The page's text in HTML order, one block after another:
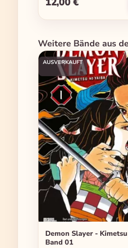
Produktgalerie
Weitere Bände aus
AUSVERKAUFT
Demon Slayer -
Band 01